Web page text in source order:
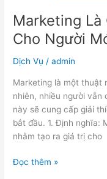
Marketing
Cho Người
Dịch Vụ /admin
Marketing là một thuật
nhiên, nhiều người vẫn
này sẽ cung cấp giải
bắt đầu. 1. Định nghĩa:
nhằm tạo ra giá trị cho
Đầu
Đọc thêm »